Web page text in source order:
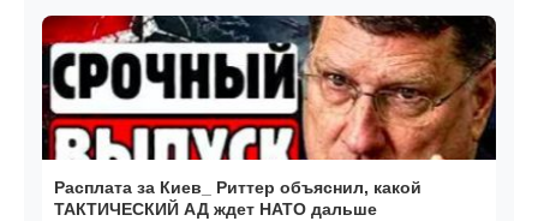
Расплата за Киев_ Риттер объяснил, какой
ТАКТИЧЕСКИЙ АД ждет НАТО дальше